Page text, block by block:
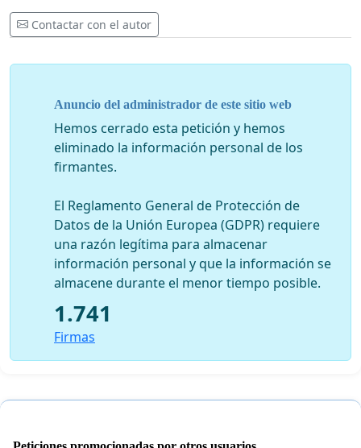
“vacunación libre, o por vacunas “seguras” o “eficaces”
(ya que toda vacuna es intrínsecamente insegura,
erradicar totalmente las vacunasaportando
tiempo a cambiar los conceptos de enfermedad y de
salud, y, en consecuencia, el actual modelo médico y los
actuales sistemas sanitarios.
Invitamos a todas aquellas organizaciones o personas que
compartan este enfoque (y que todos nosotros, partiendo de
haber aceptado inicialmente la versión oficial, llevamos
muchos años ampliando con nuestro trabajo, nuestro
aprendizaje y nuestra voluntad de compartir información
rigurosa y liberadora) a que se sumen a esta iniciativa, a que
la apoyen, la difundan y la impulsen según sus posibilidades
y su buen hacer.
—Abraham Navarro. Antropólogo y coeditor de
Contactar con el autor
Anuncio del administrador de este sitio web
Hemos cerrado esta petición y hemos
eliminado la información personal de los
firmantes.
El Reglamento General de Protección de
Datos de la Unión Europea (GDPR) requiere
una razón legítima para almacenar
información personal y que la información se
almacene durante el menor tiempo posible.
1.741
Firmas